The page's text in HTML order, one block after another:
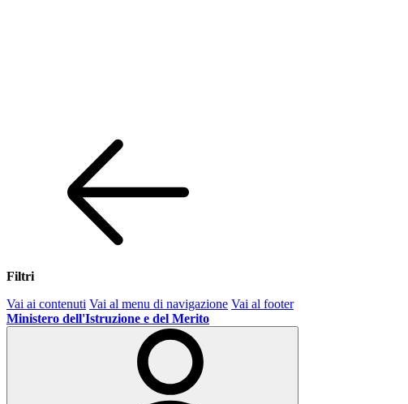
Filtri
Vai ai contenuti Vai al menu di navigazione Vai al footer
Ministero dell'Istruzione e del Merito